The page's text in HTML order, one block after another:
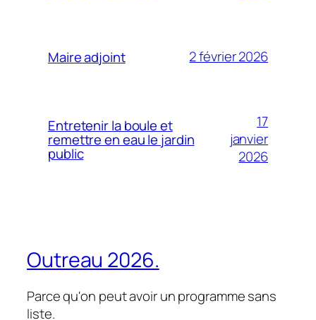
Maire adjoint 2 février 2026
Entretenir la boule et
remettre en eau le jardin
public
17
janvier
2026
Outreau 2026.
Parce qu'on peut avoir un programme sans
liste.